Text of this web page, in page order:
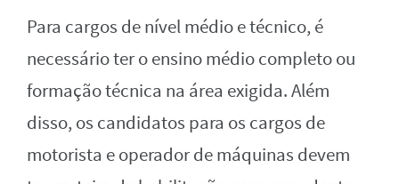
Para cargos de nível médio e técnico, é
necessário ter o ensino médio completo ou
formação técnica na área exigida. Além
disso, os candidatos para os cargos de
motorista e operador de máquinas devem